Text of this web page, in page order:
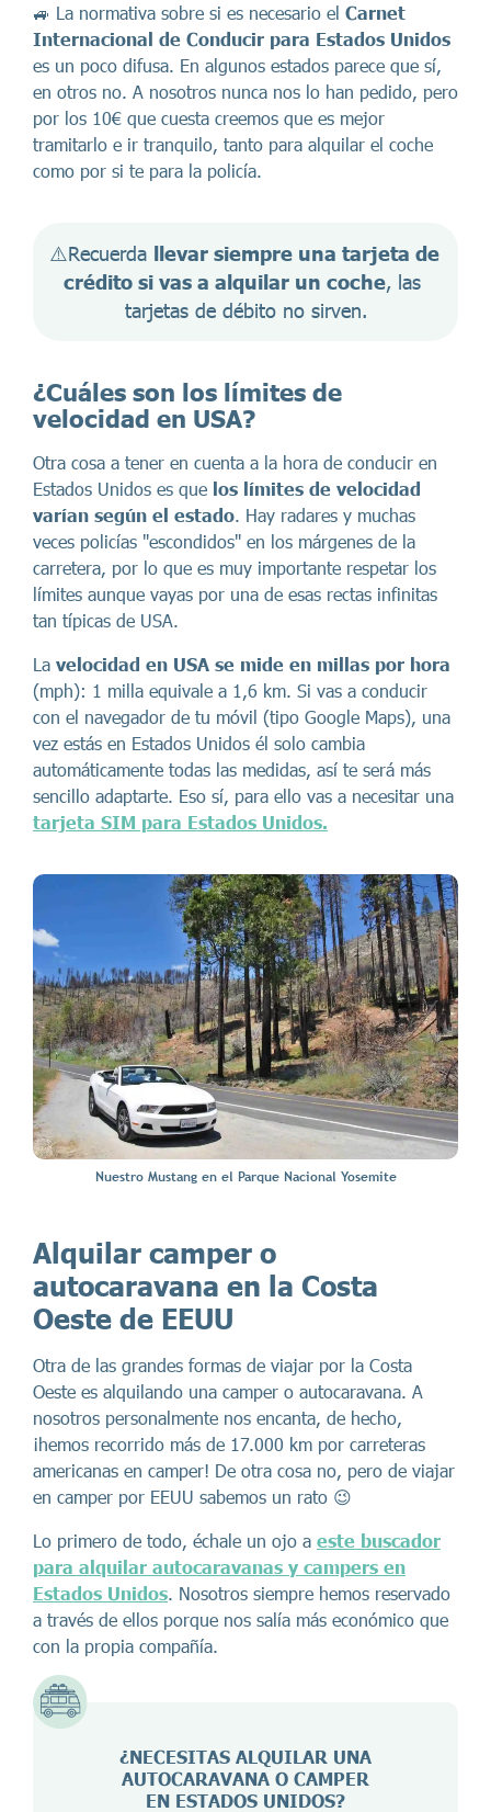
🚙 La normativa sobre si es necesario el Carnet
Internacional de Conducir para Estados Unidos
es un poco difusa. En algunos estados parece que sí,
en otros no. A nosotros nunca nos lo han pedido, pero
por los 10€ que cuesta creemos que es mejor
tramitarlo e ir tranquilo, tanto para alquilar el coche
como por si te para la policía.
⚠️Recuerda llevar siempre una tarjeta de
crédito si vas a alquilar un coche, las
tarjetas de débito no sirven.
¿Cuáles son los límites de
velocidad en USA?
Otra cosa a tener en cuenta a la hora de conducir en
Estados Unidos es que los límites de velocidad
varían según el estado. Hay radares y muchas
veces policías "escondidos" en los márgenes de la
carretera, por lo que es muy importante respetar los
límites aunque vayas por una de esas rectas infinitas
tan típicas de USA.
La velocidad en USA se mide en millas por hora
(mph): 1 milla equivale a 1,6 km. Si vas a conducir
con el navegador de tu móvil (tipo Google Maps), una
vez estás en Estados Unidos él solo cambia
automáticamente todas las medidas, así te será más
sencillo adaptarte. Eso sí, para ello vas a necesitar una
tarjeta SIM para Estados Unidos.
Nuestro Mustang en el Parque Nacional Yosemite
Alquilar camper o
autocaravana en la Costa
Oeste de EEUU
Otra de las grandes formas de viajar por la Costa
Oeste es alquilando una camper o autocaravana. A
nosotros personalmente nos encanta, de hecho,
¡hemos recorrido más de 17.000 km por carreteras
americanas en camper! De otra cosa no, pero de viajar
en camper por EEUU sabemos un rato 😉
Lo primero de todo, échale un ojo a este buscador
para alquilar autocaravanas y campers en
Estados Unidos . Nosotros siempre hemos reservado
a través de ellos porque nos salía más económico que
con la propia compañía.
¿NECESITAS ALQUILAR UNA
AUTOCARAVANA O CAMPER
EN ESTADOS UNIDOS?